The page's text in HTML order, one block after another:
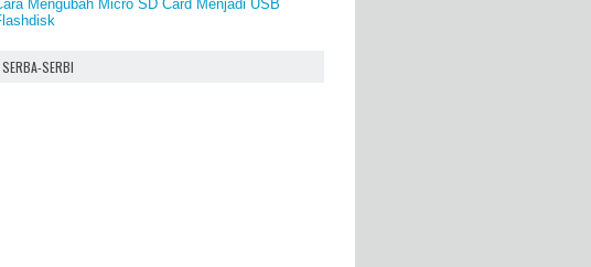
Mengubah Micro SD Card Menjadi USB
SERBA-SERBI